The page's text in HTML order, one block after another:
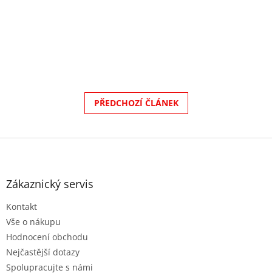
PŘEDCHOZÍ ČLÁNEK
Z
Zákaznický servis
Kontakt
Vše o nákupu
Hodnocení obchodu
Nejčastější dotazy
Spolupracujte s námi